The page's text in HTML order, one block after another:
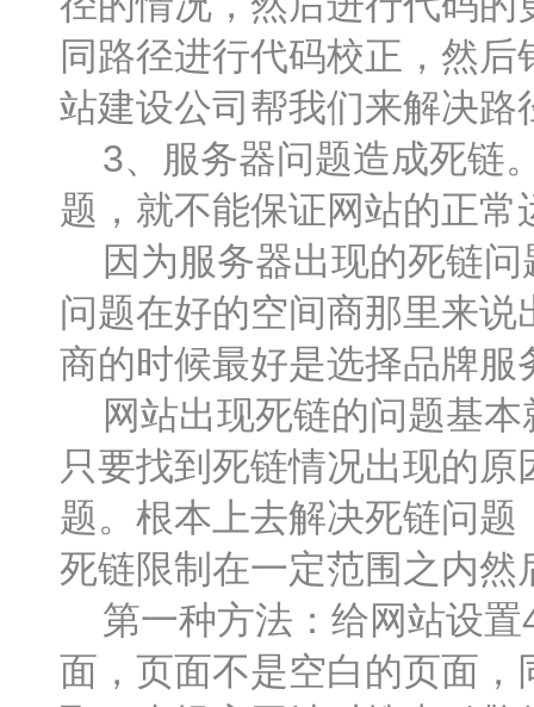
同路径进行代码校正，然
站建设公司帮我们来解决路
3、服务器问题造成死链
题，就不能保证网站的正
因为服务器出现的死链问
问题在好的空间商那里来
商的时候最好是选择品牌
网站出现死链的问题基本
只要找到死链情况出现的
题。根本上去解决死链问
死链限制在一定范围之内
第一种方法：给网站设置
面，页面不是空白的页面